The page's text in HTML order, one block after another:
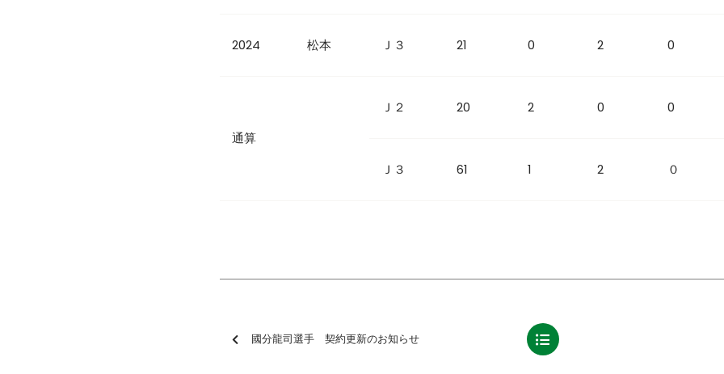
2024 松本 Ｊ３ 21 0 2 0
通算
Ｊ２ 20 2 0 0
Ｊ３ 61 1 2 ０
國分龍司選手 契約更新のお知らせ